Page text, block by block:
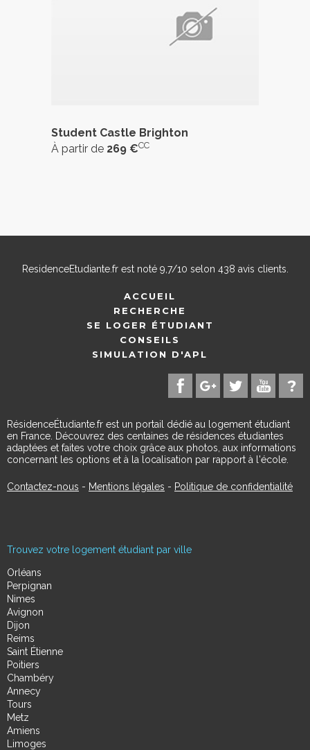
Student Castle Brighton
À partir de 269 €CC
ResidenceEtudiante.frest noté 9,7/10 selon 438 avis clients.
ACCUEIL
RECHERCHE
SE LOGER ÉTUDIANT
CONSEILS
SIMULATION D'APL
RésidenceÉtudiante.fr est un portail dédié au logement étudiant
en France. Découvrez des centaines de résidences étudiantes
adaptées et faites votre choix grâce aux photos, aux informations
concernant les options et à la localisation par rapport à l'école.
Contactez-nous - Mentions légales - Politique de confidentialité
Trouvez votre logement étudiant par ville
Orléans
Perpignan
Nimes
Avignon
Dijon
Reims
Saint Étienne
Poitiers
Chambéry
Annecy
Tours
Metz
Amiens
Limoges